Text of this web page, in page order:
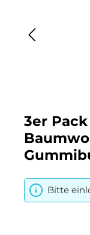
3er
Bitte